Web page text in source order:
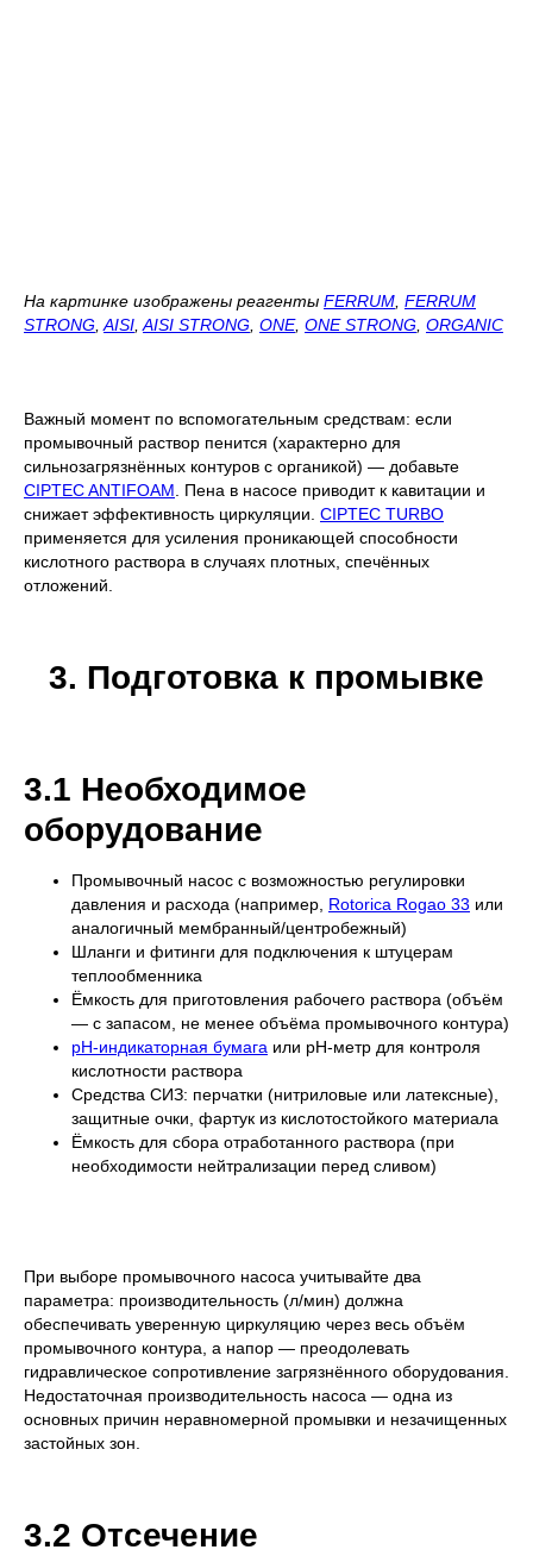
На картинке изображены реагенты FERRUM, FERRUM
STRONG,AISI,AISI STRONG, ONE, ONE STRONG, ORGANIC
Важный момент по вспомогательным средствам: если
промывочный раствор пенится (характерно для
сильнозагрязнённых контуров с органикой) — добавьте
CIPTEC ANTIFOAM. Пена в насосе приводит к кавитации и
снижает эффективность циркуляции. CIPTEC TURBO
применяется для усиления проникающей способности
кислотного раствора в случаях плотных, спечённых
отложений.
3. Подготовка к промывке
3.1 Необходимое
оборудование
Промывочный насос с возможностью регулировки
давления и расхода (например, Rotorica Rogao 33 или
аналогичный мембранный/центробежный)
Шланги и фитинги для подключения к штуцерам
теплообменника
Ёмкость для приготовления рабочего раствора (объём
— с запасом, не менее объёма промывочного контура)
pH-индикаторная бумага или pH-метр для контроля
кислотности раствора
Средства СИЗ: перчатки (нитриловые или латексные),
защитные очки, фартук из кислотостойкого материала
Ёмкость для сбора отработанного раствора (при
необходимости нейтрализации перед сливом)
При выборе промывочного насоса учитывайте два
параметра: производительность (л/мин) должна
обеспечивать уверенную циркуляцию через весь объём
промывочного контура, а напор — преодолевать
гидравлическое сопротивление загрязнённого оборудования.
Недостаточная производительность насоса — одна из
основных причин неравномерной промывки и незачищенных
застойных зон.
3.2 Отсечение